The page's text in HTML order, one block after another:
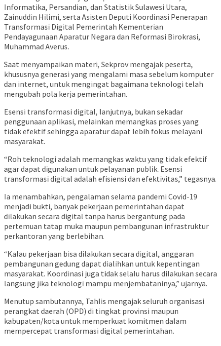
Informatika, Persandian, dan Statistik Sulawesi Utara,
Zainuddin Hilimi, serta Asisten Deputi Koordinasi Penerapan
Transformasi Digital Pemerintah Kementerian
Pendayagunaan Aparatur Negara dan Reformasi Birokrasi,
Muhammad Averus.
Saat menyampaikan materi, Sekprov mengajak peserta,
khususnya generasi yang mengalami masa sebelum komputer
dan internet, untuk mengingat bagaimana teknologi telah
mengubah pola kerja pemerintahan.
Esensi transformasi digital, lanjutnya, bukan sekadar
penggunaan aplikasi, melainkan memangkas proses yang
tidak efektif sehingga aparatur dapat lebih fokus melayani
masyarakat.
“Roh teknologi adalah memangkas waktu yang tidak efektif
agar dapat digunakan untuk pelayanan publik. Esensi
transformasi digital adalah efisiensi dan efektivitas,” tegasnya.
Ia menambahkan, pengalaman selama pandemi Covid-19
menjadi bukti, banyak pekerjaan pemerintahan dapat
dilakukan secara digital tanpa harus bergantung pada
pertemuan tatap muka maupun pembangunan infrastruktur
perkantoran yang berlebihan.
“Kalau pekerjaan bisa dilakukan secara digital, anggaran
pembangunan gedung dapat dialihkan untuk kepentingan
masyarakat. Koordinasi juga tidak selalu harus dilakukan secara
langsung jika teknologi mampu menjembataninya,” ujarnya.
Menutup sambutannya, Tahlis mengajak seluruh organisasi
perangkat daerah (OPD) di tingkat provinsi maupun
kabupaten/kota untuk memperkuat komitmen dalam
mempercepat transformasi digital pemerintahan.